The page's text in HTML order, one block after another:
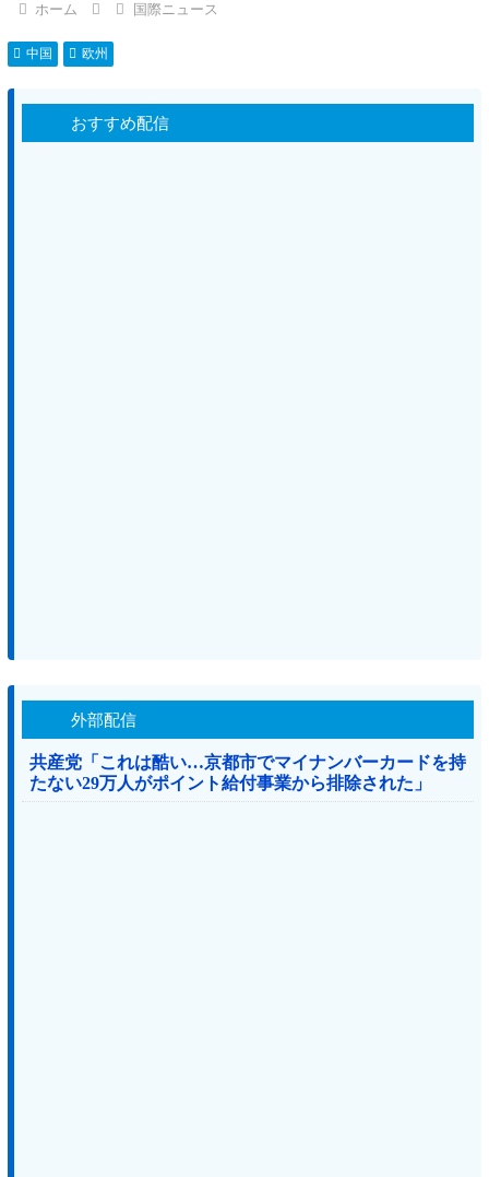
ホーム 国際ニュース
中国 欧州
おすすめ配信
外部配信
共産党「これは酷い…京都市でマイナンバーカードを持
たない29万人がポイント給付事業から排除された」